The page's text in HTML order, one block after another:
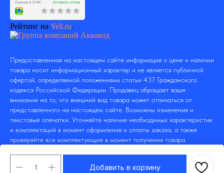
Добавить в корзину
Рейтинг на Yell.ru.
Предоставленная на настоящем сайте информация о цене и наличии
товара носит информационный характер и не является публичной
офертой, определяемой положениями статьи 437 Гражданского
кодекса Российской Федерации. Продавец обращает ваше
внимание на то, что внешний вид товара может отличаться от
представленного на настоящем сайте. Возможны изменения и
текстовые опечатки. Уточняйте наличие необходимых характеристик
и комплектаций в момент оформления и оплаты заказа, а также
проверяйте все комплектующие в момент получения товара.